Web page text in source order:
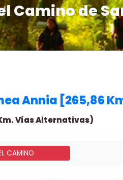
Camino de
Annia [265,86
Vías Alternativas)
CAMINO